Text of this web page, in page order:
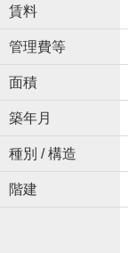
賃料
管理費等
面積
築年月
種別 / 構造
階建